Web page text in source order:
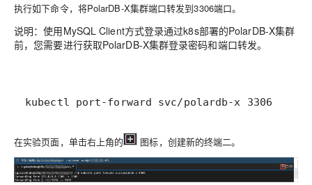
执行如下命令，将PolarDB-X集群端口转发到3306端口。
说明：使用MySQL Client方式登录通过k8s部署的PolarDB-X集群
前，您需要进行获取PolarDB-X集群登录密码和端口转发。
kubectl port-forward svc/polardb-x 3306
在实验页面，单击右上角的 图标，创建新的终端二。